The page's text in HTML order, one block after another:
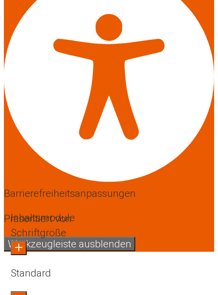
Barrierefreiheitsanpassungen
Präsentiert vonOneTap
Werkzeugleiste ausblenden
Inhaltsmodule
Schriftgröße
Standard